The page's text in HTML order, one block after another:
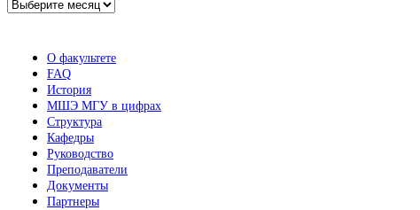
Архив
О факультете
FAQ
История
МШЭ МГУ в цифрах
Структура
Кафедры
Руководство
Преподаватели
Документы
Партнеры